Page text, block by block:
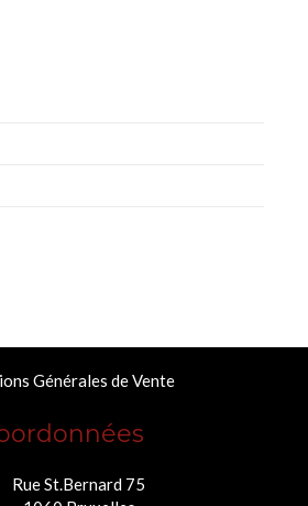
Générales de Vente
Rue St.Bernard 75